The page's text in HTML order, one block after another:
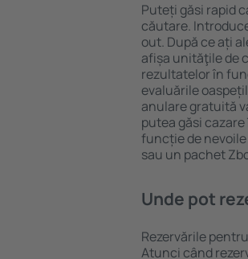
Puteți găsi rapid
căutare.
out. După ce ați
afișa unităţile de
rezultatelor în
evaluările
anulare gratuită
putea găsi
funcție de
sau un pachet
Unde pot
Rezervările
Atunci când